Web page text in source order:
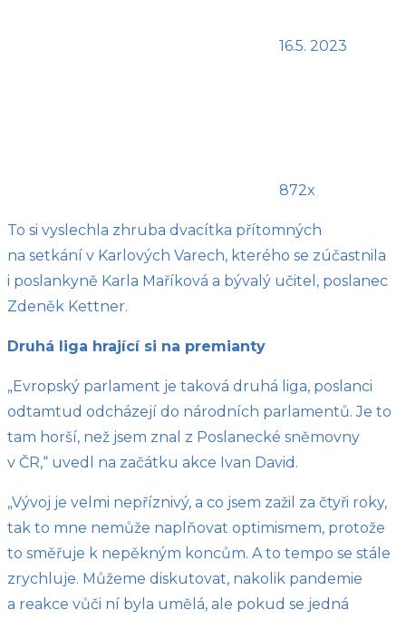
16.5. 2023
872x
To si vyslechla zhruba dvacítka přítomných
na setkání v Karlových Varech, kterého se zúčastnila
i poslankyně Karla Maříková a bývalý učitel, poslanec
Zdeněk Kettner.
Druhá liga hrající si na premianty
„Evropský parlament je taková druhá liga, poslanci
odtamtud odcházejí do národních parlamentů. Je to
tam horší, než jsem znal z Poslanecké sněmovny
v ČR,“ uvedl na začátku akce Ivan David.
„Vývoj je velmi nepříznivý, a co jsem zažil za čtyři roky,
tak to mne nemůže naplňovat optimismem, protože
to směřuje k nepěkným koncům. A to tempo se stále
zrychluje. Můžeme diskutovat, nakolik pandemie
a reakce vůči ní byla umělá, ale pokud se jedná